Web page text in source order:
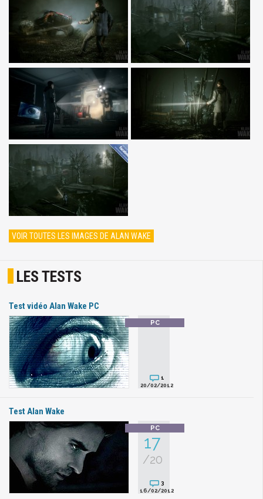
VOIR TOUTES LES IMAGES DE ALAN WAKE
LES TESTS
Test vidéo Alan Wake PC
1
20/02/2012
Test Alan Wake
17
/20
3
16/02/2012